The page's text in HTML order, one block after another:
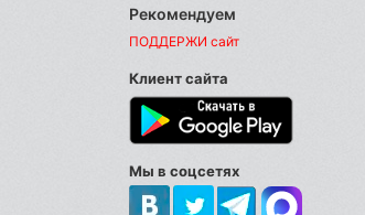
Рекомендуем
ПОДДЕРЖИ сайт
Клиент сайта
Мы в соцсетях